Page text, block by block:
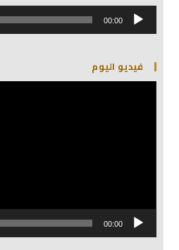
مشغل
الصوت 00:00
فيديو اليوم
مشغل
00:00